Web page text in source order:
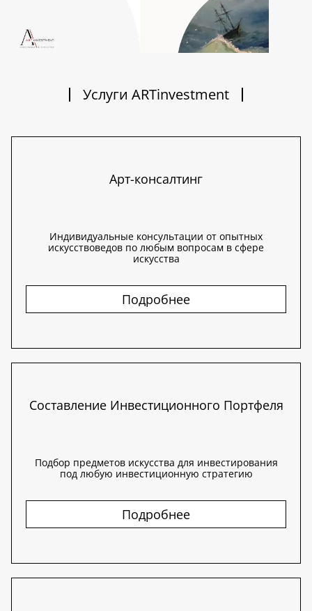
Услуги ARTinvestment
Арт-консалтинг
Индивидуальные консультации от опытных
искусствоведов по любым вопросам в сфере
искусства
Подробнее
Составление Инвестиционного Портфеля
Подбор предметов искусства для инвестирования
под любую инвестиционную стратегию
Подробнее